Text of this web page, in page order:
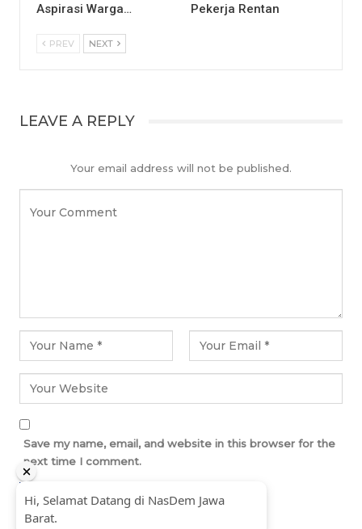
Aspirasi Warga…
Pekerja Rentan
PREV NEXT
LEAVE A REPLY
Your email address will not be published.
Save my name, email, and website in this browser for the
next time I comment.